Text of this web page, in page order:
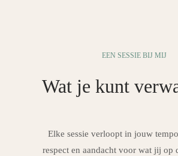
EEN SESSIE BIJ MIJ
Wat je kunt
Elke sessie verloopt in jouw
respect en aandacht voor wat jij op